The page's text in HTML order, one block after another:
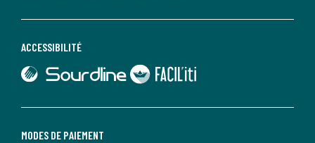
MODES DE PAIEMENT
ACCESSIBILITÉ
lien vers Sourdline
lien vers Faciliti